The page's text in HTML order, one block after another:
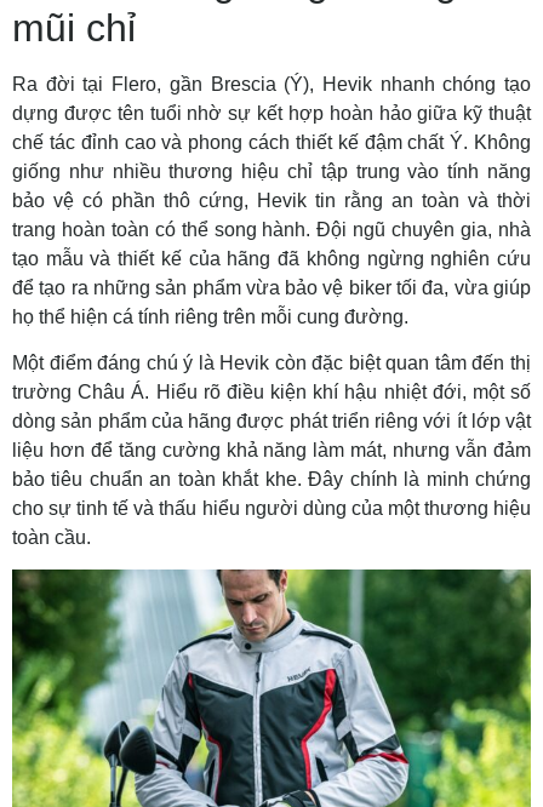
mũi chỉ
Ra đời tại Flero, gần Brescia (Ý), Hevik nhanh chóng tạo
dựng được tên tuổi nhờ sự kết hợp hoàn hảo giữa kỹ thuật
chế tác đỉnh cao và phong cách thiết kế đậm chất Ý. Không
giống như nhiều thương hiệu chỉ tập trung vào tính năng
bảo vệ có phần thô cứng, Hevik tin rằng an toàn và thời
trang hoàn toàn có thể song hành. Đội ngũ chuyên gia, nhà
tạo mẫu và thiết kế của hãng đã không ngừng nghiên cứu
để tạo ra những sản phẩm vừa bảo vệ biker tối đa, vừa giúp
họ thể hiện cá tính riêng trên mỗi cung đường.
Một điểm đáng chú ý là Hevik còn đặc biệt quan tâm đến thị
trường Châu Á. Hiểu rõ điều kiện khí hậu nhiệt đới, một số
dòng sản phẩm của hãng được phát triển riêng với ít lớp vật
liệu hơn để tăng cường khả năng làm mát, nhưng vẫn đảm
bảo tiêu chuẩn an toàn khắt khe. Đây chính là minh chứng
cho sự tinh tế và thấu hiểu người dùng của một thương hiệu
toàn cầu.